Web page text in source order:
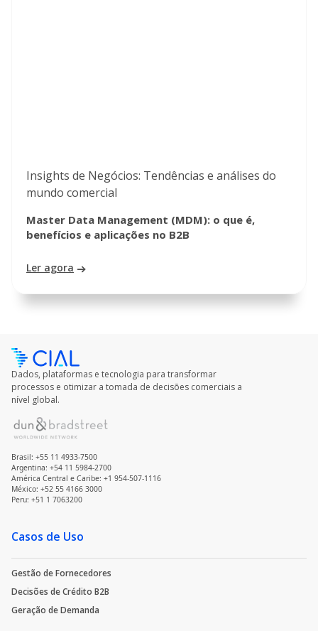
Insights de Negócios: Tendências e análises do
mundo comercial
Master Data Management (MDM): o que é,
benefícios e aplicações no B2B
Ler agora
Dados, plataformas e tecnologia para transformar
processos e otimizar a tomada de decisões comerciais a
nível global.
Brasil: +55 11 4933-7500
Argentina: +54 11 5984-2700
América Central e Caribe: +1 954-507-1116
México: +52 55 4166 3000
Peru: +51 1 7063200
Casos de Uso
Gestão de Fornecedores
Decisões de Crédito B2B
Geração de Demanda